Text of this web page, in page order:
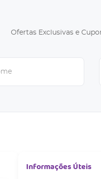
Ofertas Exclusivas e
Informações Úteis